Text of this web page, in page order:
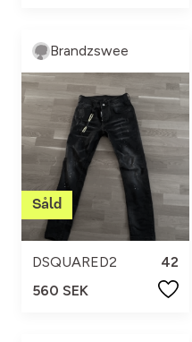
Brandzswee
DSQUARED2
42
560 SEK